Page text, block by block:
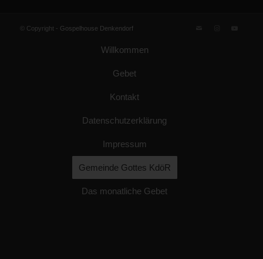
© Copyright - Gospelhouse Denkendorf
Willkommen
Gebet
Kontakt
Datenschutzerklärung
Impressum
Gemeinde Gottes KdöR
Das monatliche Gebet